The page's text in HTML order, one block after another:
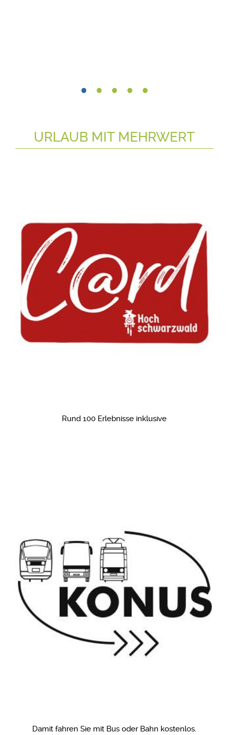
URLAUB MIT MEHRWERT
Rund 100 Erlebnisse inklusive
Damit fahren Sie mit Bus oder Bahn kostenlos.